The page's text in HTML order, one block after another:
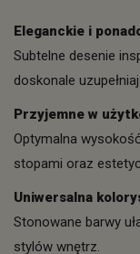
Eleganckie i
Subtelne desenie
doskonale
Przyjemne w
Optymalna
stopami oraz
Uniwersalna
Stonowane barwy
stylów wnętrz.